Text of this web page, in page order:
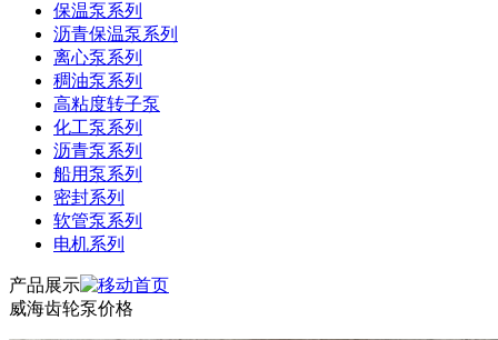
保温泵系列
沥青保温泵系列
离心泵系列
稠油泵系列
高粘度转子泵
化工泵系列
沥青泵系列
船用泵系列
密封系列
软管泵系列
电机系列
产品展示
威海齿轮泵价格